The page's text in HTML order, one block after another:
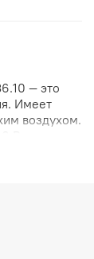
— это
Имеет
воздухом.
тёплый,
от
— 230